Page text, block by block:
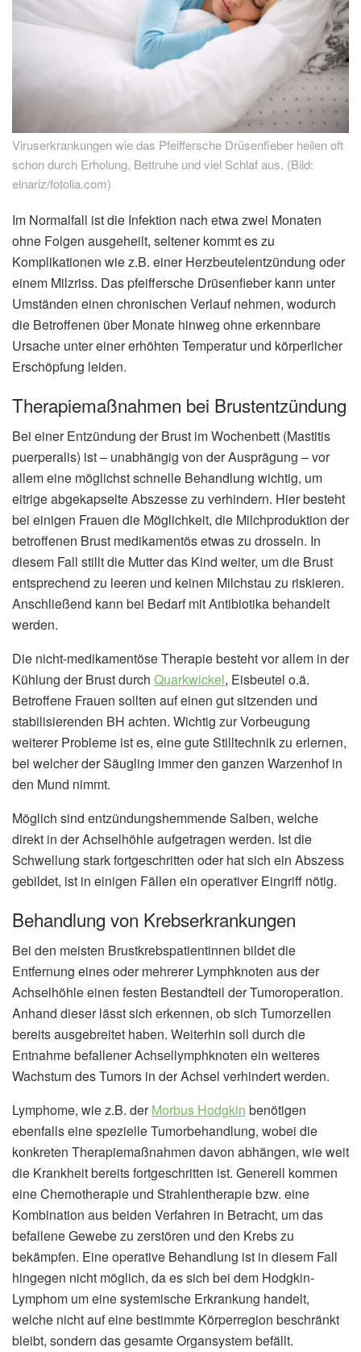
Viruserkrankungen wie das Pfeiffersche Drüsenfieber heilen oft
schon durch Erholung, Bettruhe und viel Schlaf aus. (Bild:
elnariz/fotolia.com)
Im Normalfall ist die Infektion nach etwa zwei Monaten
ohne Folgen ausgeheilt, seltener kommt es zu
Komplikationen wie z.B. einer Herzbeutelentzündung oder
einem Milzriss. Das pfeiffersche Drüsenfieber kann unter
Umständen einen chronischen Verlauf nehmen, wodurch
die Betroffenen über Monate hinweg ohne erkennbare
Ursache unter einer erhöhten Temperatur und körperlicher
Erschöpfung leiden.
Therapiemaßnahmen bei Brustentzündung
Bei einer Entzündung der Brust im Wochenbett (Mastitis
puerperalis) ist – unabhängig von der Ausprägung – vor
allem eine möglichst schnelle Behandlung wichtig, um
eitrige abgekapselte Abszesse zu verhindern. Hier besteht
bei einigen Frauen die Möglichkeit, die Milchproduktion der
betroffenen Brust medikamentös etwas zu drosseln. In
diesem Fall stillt die Mutter das Kind weiter, um die Brust
entsprechend zu leeren und keinen Milchstau zu riskieren.
Anschließend kann bei Bedarf mit Antibiotika behandelt
werden.
Die nicht-medikamentöse Therapie besteht vor allem in der
Kühlung der Brust durch Quarkwickel, Eisbeutel o.ä.
Betroffene Frauen sollten auf einen gut sitzenden und
stabilisierenden BH achten. Wichtig zur Vorbeugung
weiterer Probleme ist es, eine gute Stilltechnik zu erlernen,
bei welcher der Säugling immer den ganzen Warzenhof in
den Mund nimmt.
Möglich sind entzündungshemmende Salben, welche
direkt in der Achselhöhle aufgetragen werden. Ist die
Schwellung stark fortgeschritten oder hat sich ein Abszess
gebildet, ist in einigen Fällen ein operativer Eingriff nötig.
Behandlung von Krebserkrankungen
Bei den meisten Brustkrebspatientinnen bildet die
Entfernung eines oder mehrerer Lymphknoten aus der
Achselhöhle einen festen Bestandteil der Tumoroperation.
Anhand dieser lässt sich erkennen, ob sich Tumorzellen
bereits ausgebreitet haben. Weiterhin soll durch die
Entnahme befallener Achsellymphknoten ein weiteres
Wachstum des Tumors in der Achsel verhindert werden.
Lymphome, wie z.B. derMorbus Hodgkin benötigen
ebenfalls eine spezielle Tumorbehandlung, wobei die
konkreten Therapiemaßnahmen davon abhängen, wie weit
die Krankheit bereits fortgeschritten ist. Generell kommen
eine Chemotherapie und Strahlentherapie bzw. eine
Kombination aus beiden Verfahren in Betracht, um das
befallene Gewebe zu zerstören und den Krebs zu
bekämpfen. Eine operative Behandlung ist in diesem Fall
hingegen nicht möglich, da es sich bei dem Hodgkin-
Lymphom um eine systemische Erkrankung handelt,
welche nicht auf eine bestimmte Körperregion beschränkt
bleibt, sondern das gesamte Organsystem befällt.